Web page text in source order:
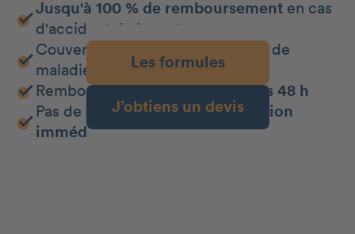
Jusqu'à 100 % de remboursement en cas
d'accident de la route
Couverture
en cas de
maladie
Remboursement de vos frais
sous 48 h
Pas de délai de carence :protection
immédiate !
Les formules
J’obtiens un devis